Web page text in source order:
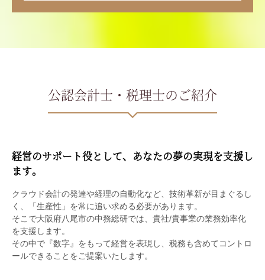
公認会計士・税理士のご紹介
経営のサポート役として、あなたの夢の実現を支援し
ます。
クラウド会計の発達や経理の自動化など、技術革新が目まぐるし
く、「生産性」を常に追い求める必要があります。
そこで大阪府八尾市の中務総研では、貴社/貴事業の業務効率化
を支援します。
その中で『数字』をもって経営を表現し、税務も含めてコントロ
ールできることをご提案いたします。